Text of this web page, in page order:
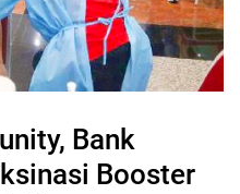
Bank
Booster